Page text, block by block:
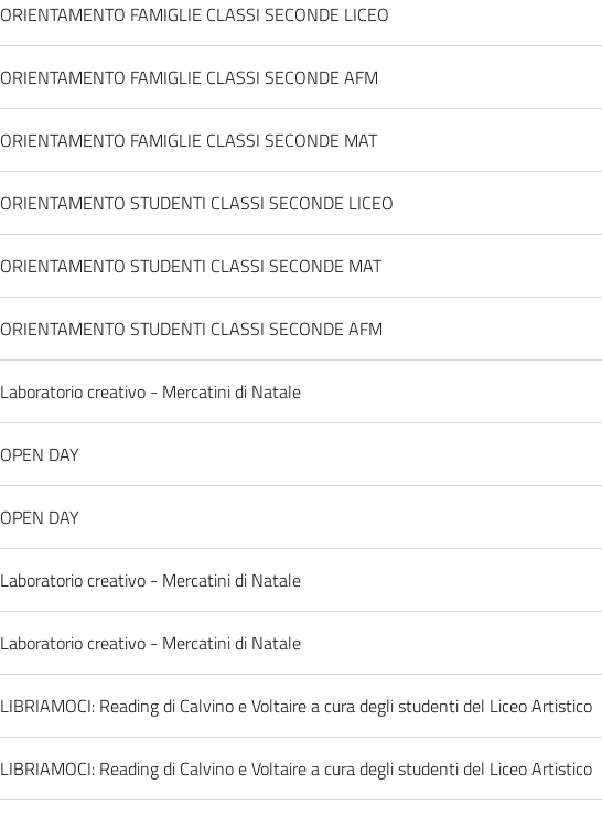
ORIENTAMENTO FAMIGLIE CLASSI SECONDE LICEO
ORIENTAMENTO FAMIGLIE CLASSI SECONDE AFM
ORIENTAMENTO FAMIGLIE CLASSI SECONDE MAT
ORIENTAMENTO STUDENTI CLASSI SECONDE LICEO
ORIENTAMENTO STUDENTI CLASSI SECONDE MAT
ORIENTAMENTO STUDENTI CLASSI SECONDE AFM
Laboratorio creativo - Mercatini di Natale
OPEN DAY
OPEN DAY
Laboratorio creativo - Mercatini di Natale
Laboratorio creativo - Mercatini di Natale
LIBRIAMOCI: Reading di Calvino e Voltaire a cura degli studenti del Liceo Artistico
LIBRIAMOCI: Reading di Calvino e Voltaire a cura degli studenti del Liceo Artistico